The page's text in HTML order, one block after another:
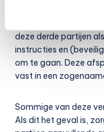
Voor de verwerking
deze derde partijen
instructies en
om te gaan. Deze
vast in een
Sommige van deze
Als dit het geval is,